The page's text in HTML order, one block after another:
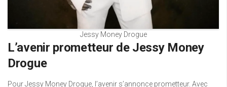
Jessy Money Drogue
L’avenir prometteur de Jessy Money
Drogue
Pour Jessy Money Drogue, l’avenir s’annonce prometteur. Avec